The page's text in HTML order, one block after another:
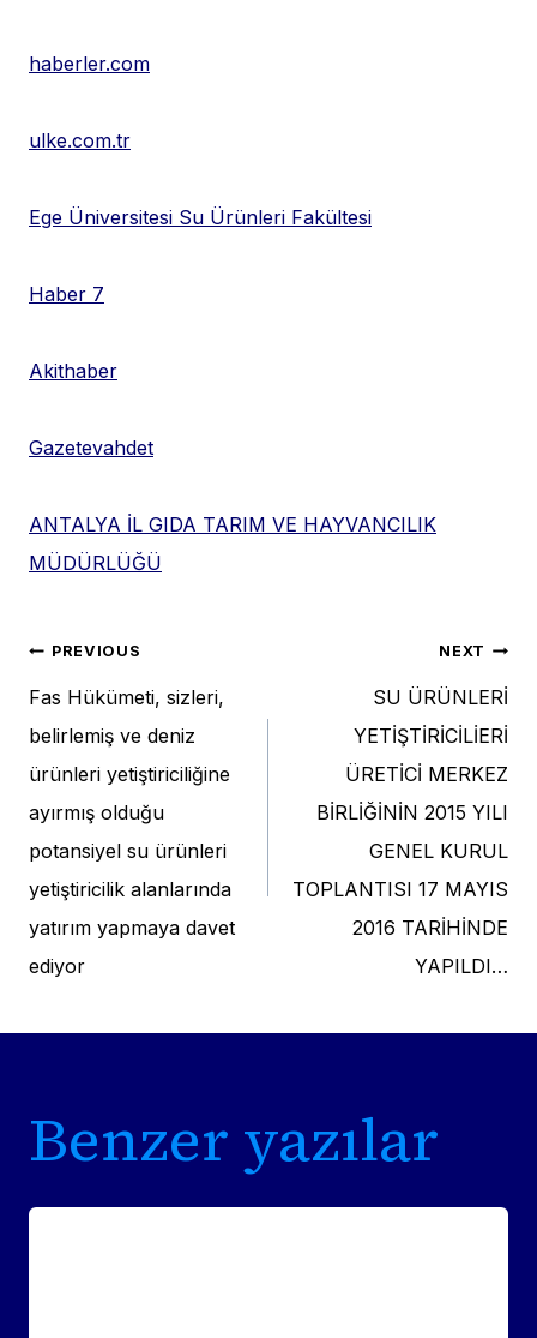
haberler.com
ulke.com.tr
Ege Üniversitesi Su Ürünleri Fakültesi
Haber 7
Akithaber
Gazetevahdet
ANTALYA İL GIDA TARIM VE HAYVANCILIK
MÜDÜRLÜĞÜ
Post
navigation
PREVIOUS
Fas Hükümeti, sizleri,
belirlemiş ve deniz
ürünleri yetiştiriciliğine
ayırmış olduğu
potansiyel su ürünleri
yetiştiricilik alanlarında
yatırım yapmaya davet
ediyor
NEXT
SU ÜRÜNLERİ
YETİŞTİRİCİLİERİ
ÜRETİCİ MERKEZ
BİRLİĞİNİN 2015 YILI
GENEL KURUL
TOPLANTISI 17 MAYIS
2016 TARİHİNDE
YAPILDI…
Benzer yazılar